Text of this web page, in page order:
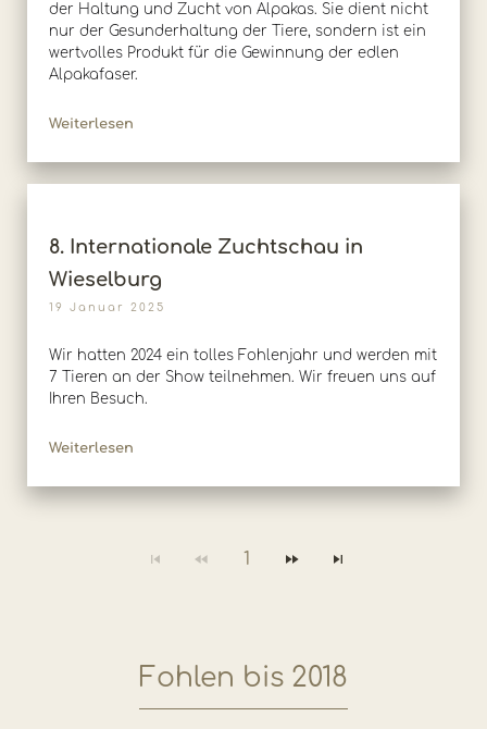
der Haltung und Zucht von Alpakas. Sie dient nicht
nur der Gesunderhaltung der Tiere, sondern ist ein
wertvolles Produkt für die Gewinnung der edlen
Alpakafaser.
Weiterlesen
8. Internationale Zuchtschau in
Wieselburg
19 Januar 2025
Wir hatten 2024 ein tolles Fohlenjahr und werden mit
7 Tieren an der Show teilnehmen. Wir freuen uns auf
Ihren Besuch.
Weiterlesen
1
Fohlen bis 2018